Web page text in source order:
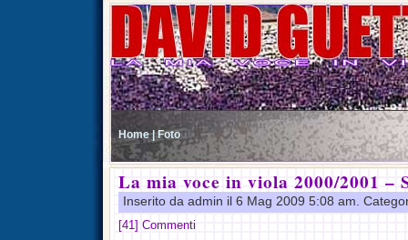
Home | Foto
La mia voce in viola 2000/2001 –
Inserito da admin il 6 Mag 2009 5:08 am.
[41] Commenti